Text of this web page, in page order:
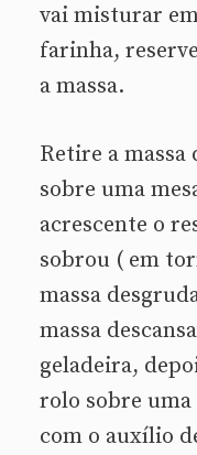
vai misturar
farinha,
a massa.
Retire a massa
sobre uma
acrescente o
sobrou ( em
massa
massa
geladeira,
rolo sobre
com o auxílio